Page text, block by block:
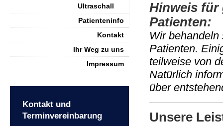
Hinweis für
Patienten:
Wir
Patienten.
teilweise von
Natürlich
über
Unsere
Ultraschall
Patienteninfo
Kontakt
Ihr Weg zu uns
Impressum
Kontakt und
Terminvereinbarung